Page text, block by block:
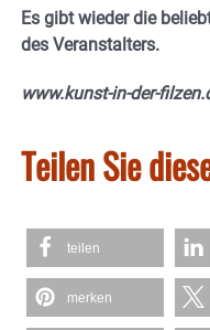
Es gibt wieder die
des Veranstalters.
www.kunst-in-der-
Teilen Sie
teilen
merken